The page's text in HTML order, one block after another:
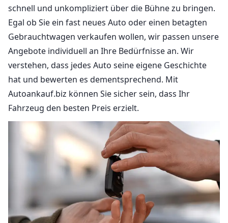
schnell und unkompliziert über die Bühne zu bringen.
Egal ob Sie ein fast neues Auto oder einen betagten
Gebrauchtwagen verkaufen wollen, wir passen unsere
Angebote individuell an Ihre Bedürfnisse an. Wir
verstehen, dass jedes Auto seine eigene Geschichte
hat und bewerten es dementsprechend. Mit
Autoankauf.biz können Sie sicher sein, dass Ihr
Fahrzeug den besten Preis erzielt.